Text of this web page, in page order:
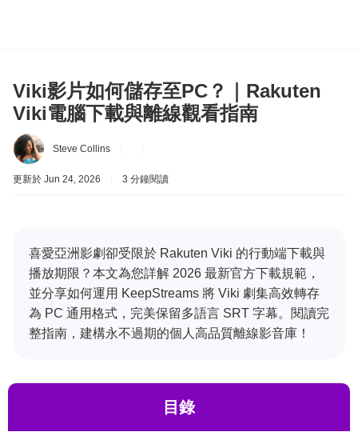
Viki影片如何儲存至PC？｜Rakuten
Viki電腦下載與離線觀看指南
Steve Collins
更新於 Jun 24, 2026 3 分鐘閱讀
喜愛亞洲影劇卻受限於 Rakuten Viki 的行動端下載與
播放期限？本文為您詳解 2026 最新官方下載規範，
並分享如何運用 KeepStreams 將 Viki 劇集高效轉存
為 PC 通用格式，完美保留多語言 SRT 字幕。閱讀完
整指南，建構永不過期的個人高品質離線影音庫！
目錄